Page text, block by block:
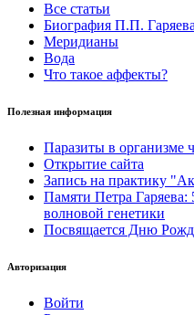
Все статьи
Биография П.П.
Меридианы
Вода
Что такое аффекты?
Полезная информация
Паразиты в организме
Открытие сайта
Запись на практику
Памяти Петра Гаряева:
волновой генетики
Посвящается Дню
Авторизация
Войти